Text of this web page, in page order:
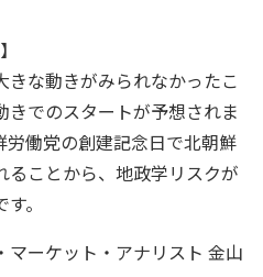
きな動きがみられなかったこ
きでのスタートが予想されま
働党の創建記念日で北朝鮮
ることから、地政学リスクが
。
ーケット・アナリスト 金山